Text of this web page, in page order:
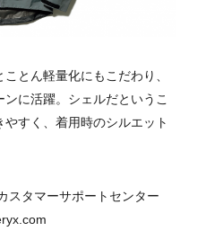
とん軽量化にもこだわり、
に活躍。シェルだというこ
すく、着用時のシルエット
スタマーサポートセンター